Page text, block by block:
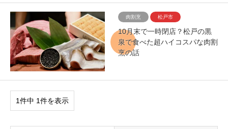
肉割烹 松戸市
10月末で一時閉店？松戸の黒
泉で食べた超ハイコスパな肉割
烹の話
1件中 1件を表示